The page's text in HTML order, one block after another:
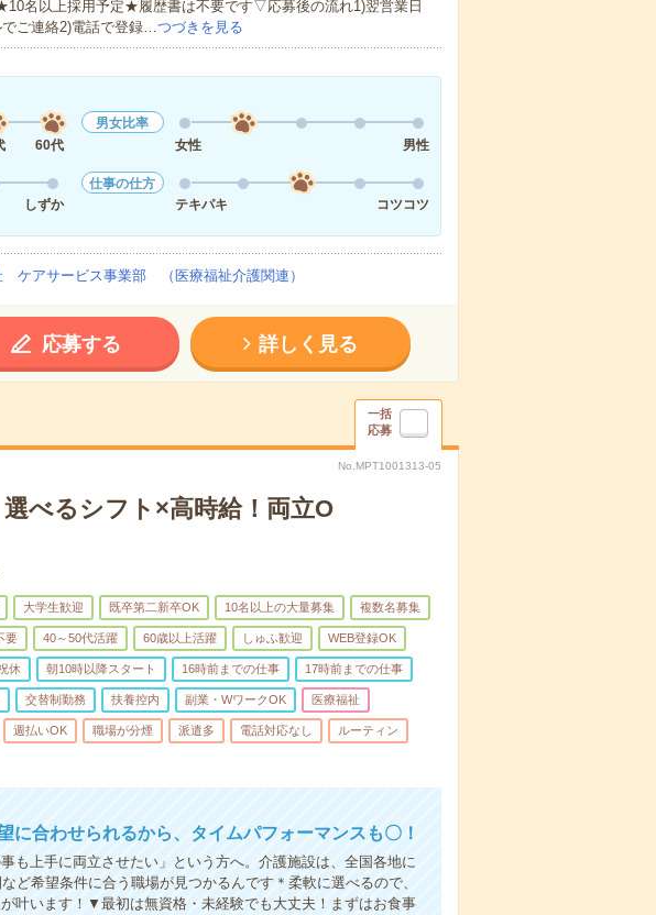
名以上採用予定★履歴書は不要です▽応募後の流れ1)翌営業日
ご連絡2)電話で登録…つづきを見る
60代
男女比率
女性
男性
しずか
仕事の仕方
テキパキ
コツコツ
ケアサービス事業部 （医療福祉介護関連）
応募する 詳しく見る
一括
応募
No.MPT1001313-05
べるシフト×高時給！両立O
大学生歓迎 既卒第二新卒OK 10名以上の大量募集 複数名募集
要 40～50代活躍 60歳以上活躍 しゅふ歓迎 WEB登録OK
休 朝10時以降スタート 16時前までの仕事 17時前までの仕事
交替制勤務 扶養控内 副業・WワークOK 医療福祉
週払いOK 職場が分煙 派遣多 電話対応なし ルーティン
に合わせられるから、タイムパフォーマンスも〇！
も上手に両立させたい」という方へ。介護施設は、全国各地に
ど希望条件に合う職場が見つかるんです＊柔軟に選べるので、
叶います！▼最初は無資格・未経験でも大丈夫！まずはお食事